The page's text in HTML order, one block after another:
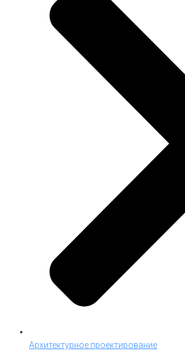
Архитектурное проектирование